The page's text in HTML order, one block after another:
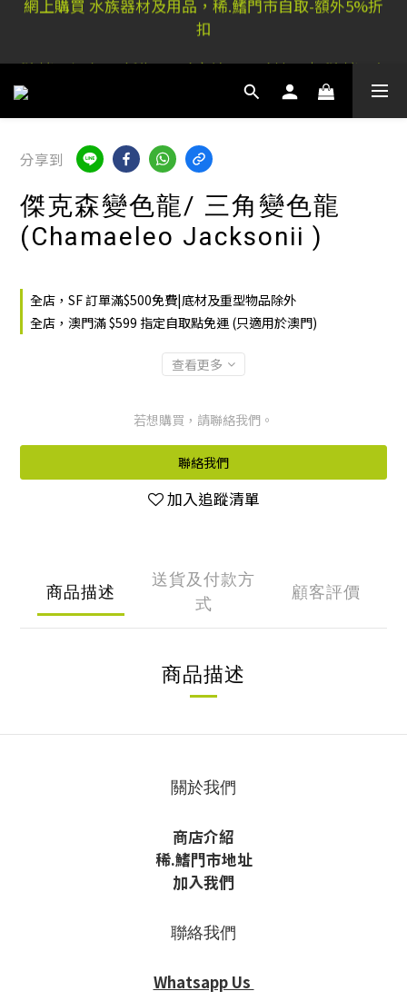
稀.鰭元朗店: 又新街51P號富祐閣16號地下｜ 稀.鰭旺角
店: 西洋菜南街101號金德行11樓
扣
稀.鰭元朗店: 又新街51P號富祐閣16號地下｜ 稀.鰭旺角
店: 西洋菜南街101號金德行11樓
分享到
傑克森變色龍/ 三角變色龍
(Chamaeleo Jacksonii )
全店，SF 訂單滿$500免費|底材及重型物品除外
全店，澳門滿 $599 指定自取點免運 (只適用於澳門)
查看更多
若想購買，請聯絡我們。
聯絡我們
加入追蹤清單
商品描述
送貨及付款方
式
顧客評價
商品描述
關於我們
商店介紹
稀.鰭門市地址
加入我們
聯絡我們
Whatsapp Us